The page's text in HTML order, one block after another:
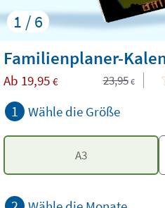
1 / 6
Familienplaner-
Ab 19,95 € 23,95 €
1 Wähle die Größe
A3